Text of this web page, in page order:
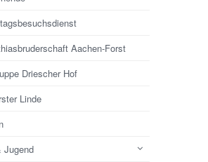
Aachen-Forst
Driescher Hof
Linde
Jugend